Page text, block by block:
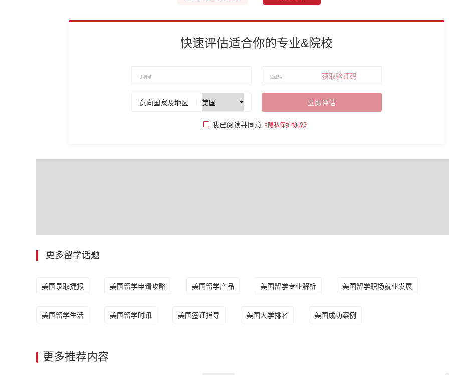
快速评估适合你的专业&院校
获取验证码
意向国家及地区 立即评估
我已阅读并同意 《隐私保护协议》
更多留学话题
美国录取捷报 美国留学申请攻略 美国留学产品 美国留学专业解析 美国留学职场就业发展
美国留学生活 美国留学时讯 美国签证指导 美国大学排名 美国成功案例
更多推荐内容